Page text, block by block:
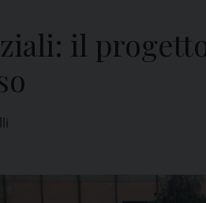
il progetto